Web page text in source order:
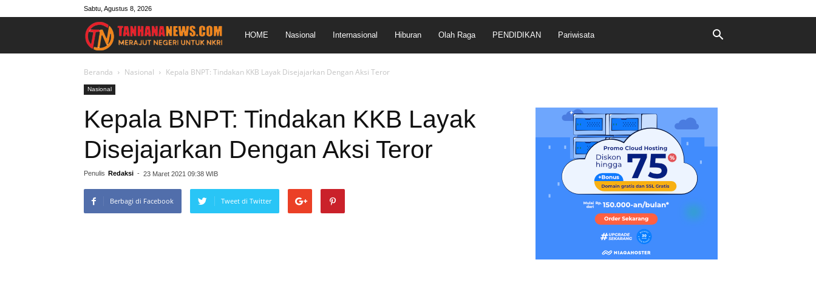
Sabtu, Agustus 8, 2026
Merajut
Negeri
Untuk
NKRI
HOME Nasional Internasional Hiburan Olah Raga PENDIDIKAN Pariwisata
Beranda Nasional Kepala BNPT: Tindakan KKB Layak Disejajarkan Dengan Aksi Teror
Nasional
Kepala BNPT: Tindakan KKB Layak
Disejajarkan Dengan Aksi Teror
Penulis Redaksi - 23 Maret 2021 09:38 WIB
Berbagi di Facebook Tweet di Twitter